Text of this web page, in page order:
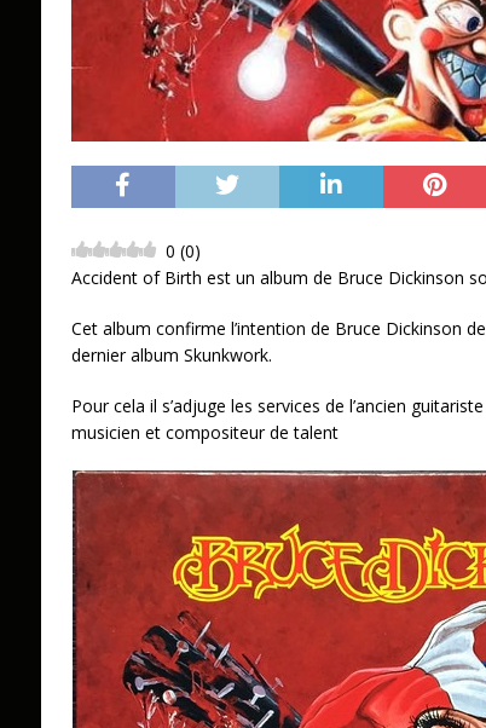
0 (0)
Accident of Birth est un album de Bruce Dickinson
Cet album confirme l’intention de Bruce Dickinson
dernier album Skunkwork.
Pour cela il s’adjuge les services de l’ancien
musicien et compositeur de talent